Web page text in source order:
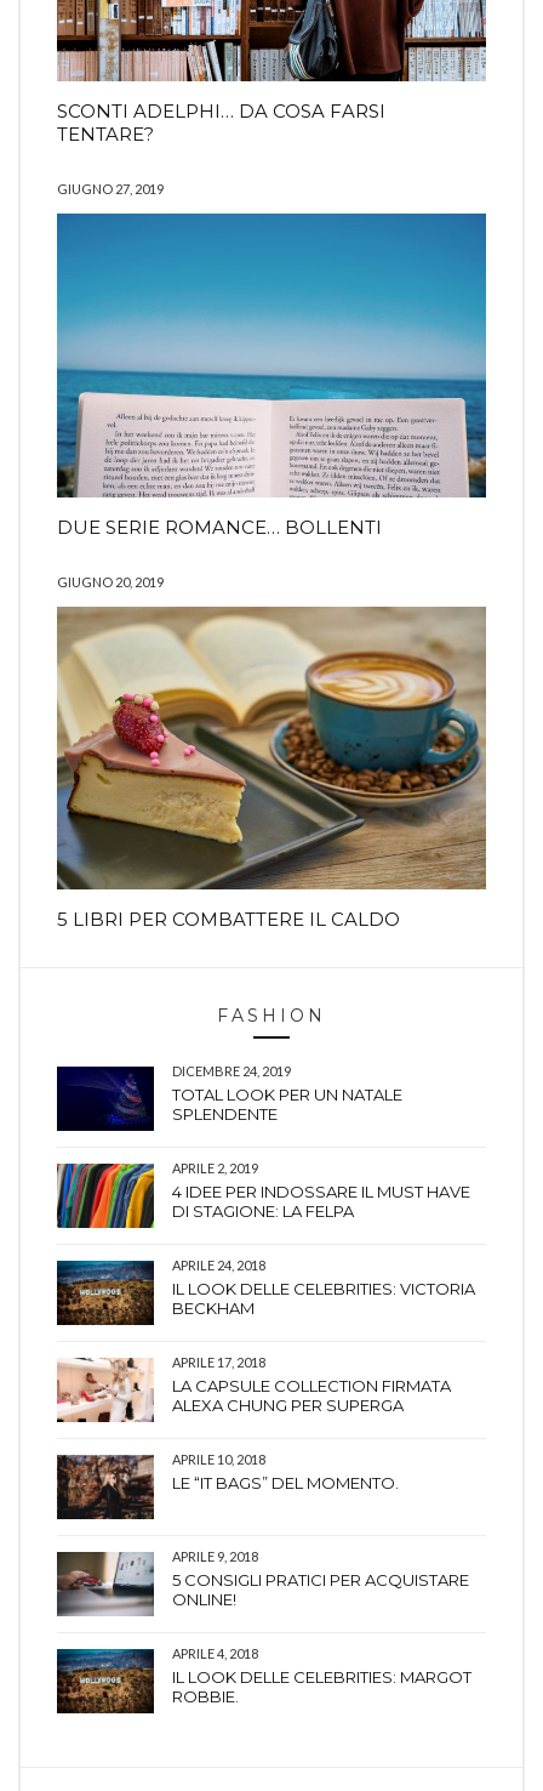
SCONTI ADELPHI… DA COSA FARSI
TENTARE?
GIUGNO 27, 2019
DUE SERIE ROMANCE… BOLLENTI
GIUGNO 20, 2019
5 LIBRI PER COMBATTERE IL CALDO
FASHION
DICEMBRE 24, 2019
TOTAL LOOK PER UN NATALE
SPLENDENTE
APRILE 2, 2019
4 IDEE PER INDOSSARE IL MUST HAVE
DI STAGIONE: LA FELPA
APRILE 24, 2018
IL LOOK DELLE CELEBRITIES: VICTORIA
BECKHAM
APRILE 17, 2018
LA CAPSULE COLLECTION FIRMATA
ALEXA CHUNG PER SUPERGA
APRILE 10, 2018
LE “IT BAGS” DEL MOMENTO.
APRILE 9, 2018
5 CONSIGLI PRATICI PER ACQUISTARE
ONLINE!
APRILE 4, 2018
IL LOOK DELLE CELEBRITIES: MARGOT
ROBBIE.